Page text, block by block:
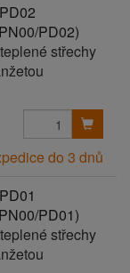
PD02)
střechy
do 3 dnů
PD01)
střechy